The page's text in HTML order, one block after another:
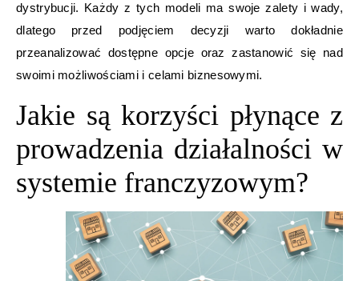
dystrybucji. Każdy z tych modeli ma swoje zalety i wady,
dlatego przed podjęciem decyzji warto dokładnie
przeanalizować dostępne opcje oraz zastanowić się nad
swoimi możliwościami i celami biznesowymi.
Jakie są korzyści płynące z
prowadzenia działalności w
systemie franczyzowym?